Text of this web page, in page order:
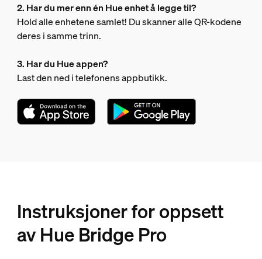
2. Har du mer enn én Hue enhet å legge til?
Hold alle enhetene samlet! Du skanner alle QR-kodene
deres i samme trinn.
3. Har du Hue appen?
Last den ned i telefonens appbutikk.
Instruksjoner for oppsett
av Hue Bridge Pro